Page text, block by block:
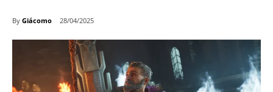
By Giácomo 28/04/2025